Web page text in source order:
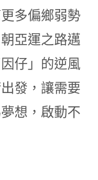
多偏鄉弱勢
亞運之路邁
仔」的逆風
發，讓需要
想，啟動不